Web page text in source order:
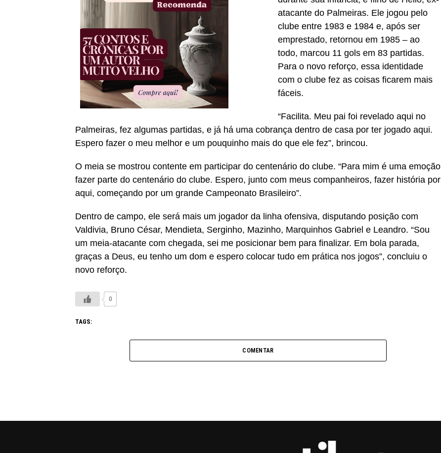
atacante do Palmeiras. Ele jogou pelo
clube entre 1983 e 1984 e, após ser
emprestado, retornou em 1985 – ao
todo, marcou 11 gols em 83 partidas.
Para o novo reforço, essa identidade
com o clube fez as coisas ficarem mais
fáceis.
“Facilita. Meu pai foi revelado aqui no
Palmeiras, fez algumas partidas, e já há uma cobrança dentro de casa por ter jogado aqui.
Espero fazer o meu melhor e um pouquinho mais do que ele fez”, brincou.
O meia se mostrou contente em participar do centenário do clube. “Para mim é uma emoção
fazer parte do centenário do clube. Espero, junto com meus companheiros, fazer história por
aqui, começando por um grande Campeonato Brasileiro”.
Dentro de campo, ele será mais um jogador da linha ofensiva, disputando posição com
Valdivia, Bruno César, Mendieta, Serginho, Mazinho, Marquinhos Gabriel e Leandro. “Sou
um meia-atacante com chegada, sei me posicionar bem para finalizar. Em bola parada,
graças a Deus, eu tenho um dom e espero colocar tudo em prática nos jogos”, concluiu o
novo reforço.
0
TAGS:
COMENTAR